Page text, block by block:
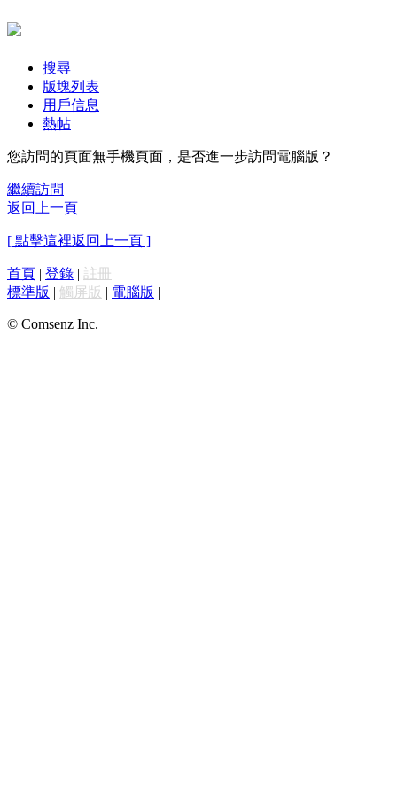
搜尋
版塊列表
用戶信息
熱帖
您訪問的頁面無手機頁面，是否進一步訪問電腦版？
繼續訪問
返回上一頁
[ 點擊這裡返回上一頁 ]
首頁 | 登錄 | 註冊
標準版 | 觸屏版 | 電腦版 |
© Comsenz Inc.